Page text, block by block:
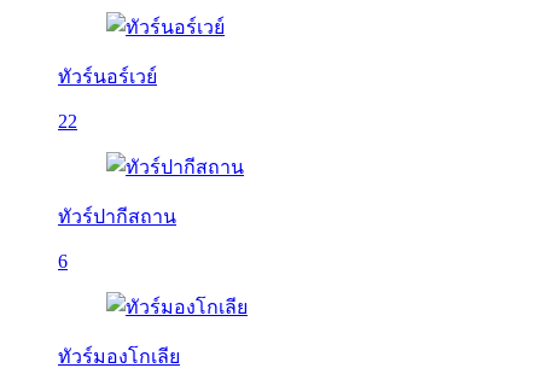
ทัวร์นอร์เวย์
22
ทัวร์ปากีสถาน
6
ทัวร์มองโกเลีย